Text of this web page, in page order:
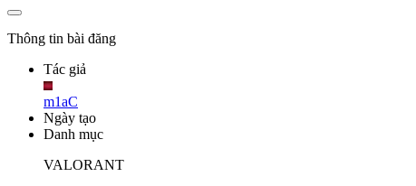
Thông tin bài đăng
Tác giả
m1aC
Ngày tạo
Danh mục
VALORANT